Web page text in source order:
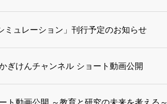
ミュレーション」刊行予定のお知らせ
ぎけんチャンネル ショート動画公開